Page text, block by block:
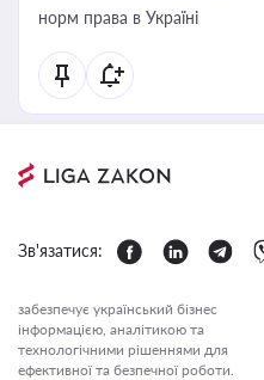
норм права в Україні
Зв'язатися:
забезпечує український бізнес
інформацією, аналітикою та
технологічними рішеннями для
ефективної та безпечної роботи.